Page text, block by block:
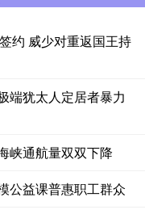
约 威少对重返国王持
端犹太人定居者暴力
峡通航量双双下降
公益课普惠职工群众